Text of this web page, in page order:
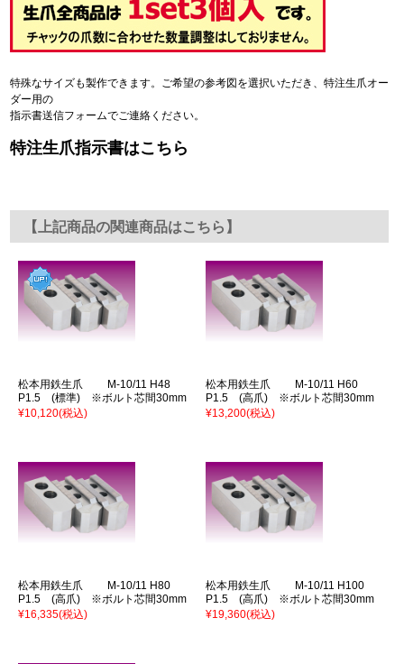
特殊なサイズも製作できます。ご希望の参考図を選択いただき、特注生爪オー
ダー用の
指示書送信フォームでご連絡ください。
特注生爪指示書はこちら
【上記商品の関連商品はこちら】
松本用鉄生爪 M-10/11 H48
P1.5 (標準) ※ボルト芯間30mm
¥10,120(税込)
松本用鉄生爪 M-10/11 H60
P1.5 (高爪) ※ボルト芯間30mm
¥13,200(税込)
松本用鉄生爪 M-10/11 H80
P1.5 (高爪) ※ボルト芯間30mm
¥16,335(税込)
松本用鉄生爪 M-10/11 H100
P1.5 (高爪) ※ボルト芯間30mm
¥19,360(税込)